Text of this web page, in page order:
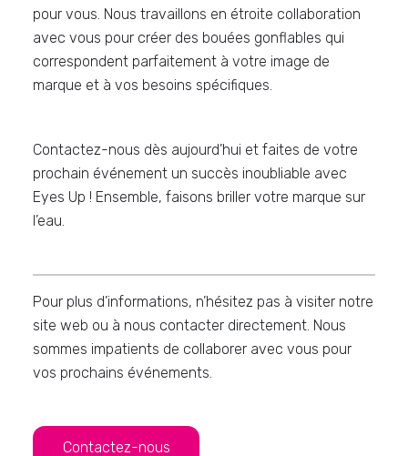
pour vous. Nous travaillons en étroite collaboration
avec vous pour créer des bouées gonflables qui
correspondent parfaitement à votre image de
marque et à vos besoins spécifiques.
Contactez-nous dès aujourd’hui et faites de votre
prochain événement un succès inoubliable avec
Eyes Up ! Ensemble, faisons briller votre marque sur
l’eau.
Pour plus d’informations, n’hésitez pas à visiter notre
site web ou à nous contacter directement. Nous
sommes impatients de collaborer avec vous pour
vos prochains événements.
Contactez-nous